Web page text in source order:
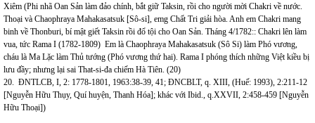
Xiêm (Phi nhã Oan Sản làm đảo chính, bắt giữ Taksin, rồi cho người mời Chakri về nước.
Thoại và Chaophraya Mahakasatsuk [Sô-si], emg Chất Tri giải hòa. Anh em Chakri mang
binh về Thonburi, bí mật giết Taksin rồi đổ tội cho Oan Sản. Tháng 4/1782:: Chakri lên làm
vua, tức Rama I (1782-1809) Em là Chaophraya Mahakasatsuk (Sô Si) làm Phó vương,
cháu là Ma Lặc làm Thủ tướng (Phó vương thứ hai). Rama I phóng thích những Việt kiều bị
lưu đầy; nhưng lại sai That-si-đa chiếm Hà Tiên. (20)
20. ĐNTLCB, I, 2: 1778-1801, 1963:38-39, 41; ĐNCBLT, q. XIII, (Huế: 1993), 2:211-12
[Nguyễn Hữu Thụy, Quí huyện, Thanh Hóa]; khác với Ibid., q.XXVII, 2:458-459 [Nguyễn
Hữu Thoại])